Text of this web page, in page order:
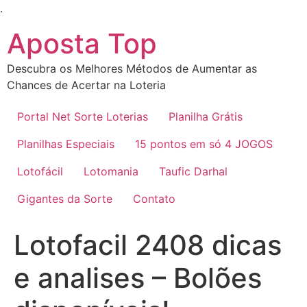
.
conteúdo
Aposta Top
Descubra os Melhores Métodos de Aumentar as
Chances de Acertar na Loteria
Portal Net Sorte Loterias
Planilha Grátis
Planilhas Especiais
15 pontos em só 4 JOGOS
Lotofácil
Lotomania
Taufic Darhal
Gigantes da Sorte
Contato
Lotofacil 2408 dicas
e analises – Bolões